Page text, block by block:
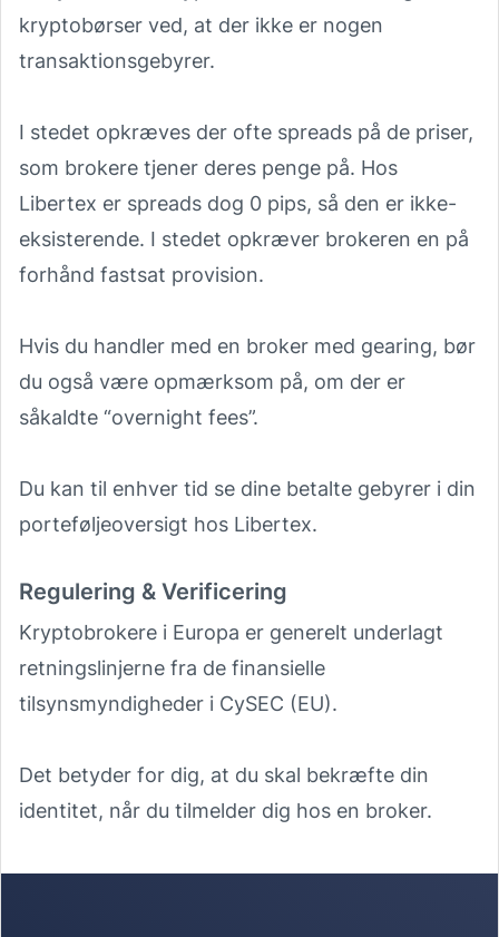
kryptobørser ved, at der ikke er nogen
transaktionsgebyrer.
I stedet opkræves der ofte spreads på de priser,
som brokere tjener deres penge på. Hos
Libertex er spreads dog 0 pips, så den er ikke-
eksisterende. I stedet opkræver brokeren en på
forhånd fastsat provision.
Hvis du handler med en broker med gearing, bør
du også være opmærksom på, om der er
såkaldte “overnight fees”.
Du kan til enhver tid se dine betalte gebyrer i din
porteføljeoversigt hos Libertex.
Regulering & Verificering
Kryptobrokere i Europa er generelt underlagt
retningslinjerne fra de finansielle
tilsynsmyndigheder i CySEC (EU).
Det betyder for dig, at du skal bekræfte din
identitet, når du tilmelder dig hos en broker.